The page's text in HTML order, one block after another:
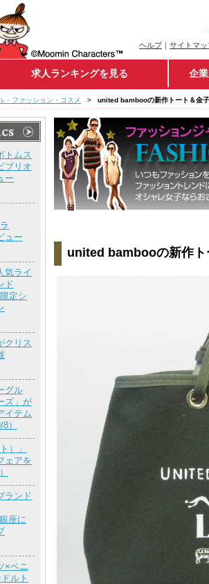
ヘルプ｜ サイトマッ
求人ランキングを見る 企
・ファッション・コスメ > united bambooの新作トート＆金
トムス
ブリオ
ー
ュー
気ライ
ド
定シ
クリス
グル
ズ」が
イテム
）
）」
ェアを
ランド
座に
×ベニ
ルト
united bambooの新作ト